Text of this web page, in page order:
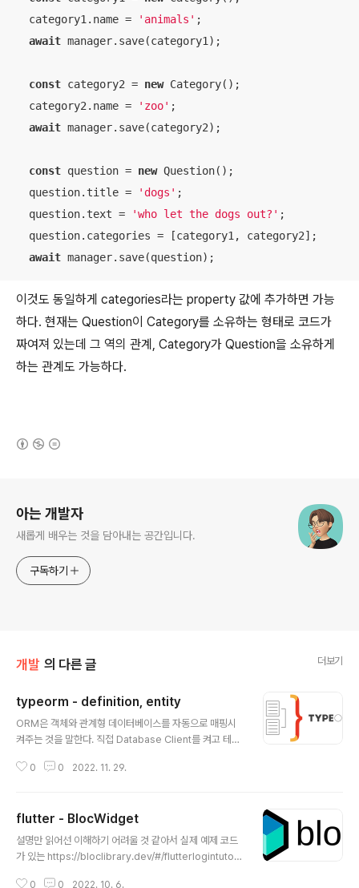
  category1.name =
'animals' ;
await manager.save(category1);
const category2 = new Category();
  category2.name =
'zoo' ;
await manager.save(category2);
const question = new Question();
  question.title =
'dogs' ;
  question.text =
'who let the dogs out?' ;
  question.categories = [category1, category2];
await manager.save(question);
이것도 동일하게 categories라는 property 값에 추가하면 가능
하다. 현재는 Question이 Category를 소유하는 형태로 코드가
짜여져 있는데 그 역의 관계, Category가 Question을 소유하게
하는 관계도 가능하다.
아는 개발자
새롭게 배우는 것을 담아내는 공간입니다.
구독하기
개발 의 다른 글 더보기
typeorm - definition, entity
ORM은 객체와 관계형 데이터베이스를 자동으로 매핑시
켜주는 것을 말한다. 직접 Database Client를 켜고 테이
하면 번거로운 쿼리를 작성하지 않아도 되며 자동으로 데
자바스크립트에서 사용할 수 ORM이다. MySQL과 Post
greSQL을 포함해서 다양한 관계형 데이터베이스를 지원
하고 스프링에서 사용되는 JPA와 거의 비슷한 수준의 기
DataSource } from 'typeorm'; export const App
0 0 2022. 11. 29.
flutter - BlocWidget
설명만 읽어선 이해하기 어려울 것 같아서 실제 예제 코드
가 있는 https://bloclibrary.dev/#/flutterlogintutori
0 0 2022. 10. 6.